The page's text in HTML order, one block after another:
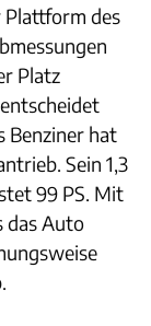
Plattform des
Platz
Benziner hat
Sein 1,3
99 PS. Mit
das Auto